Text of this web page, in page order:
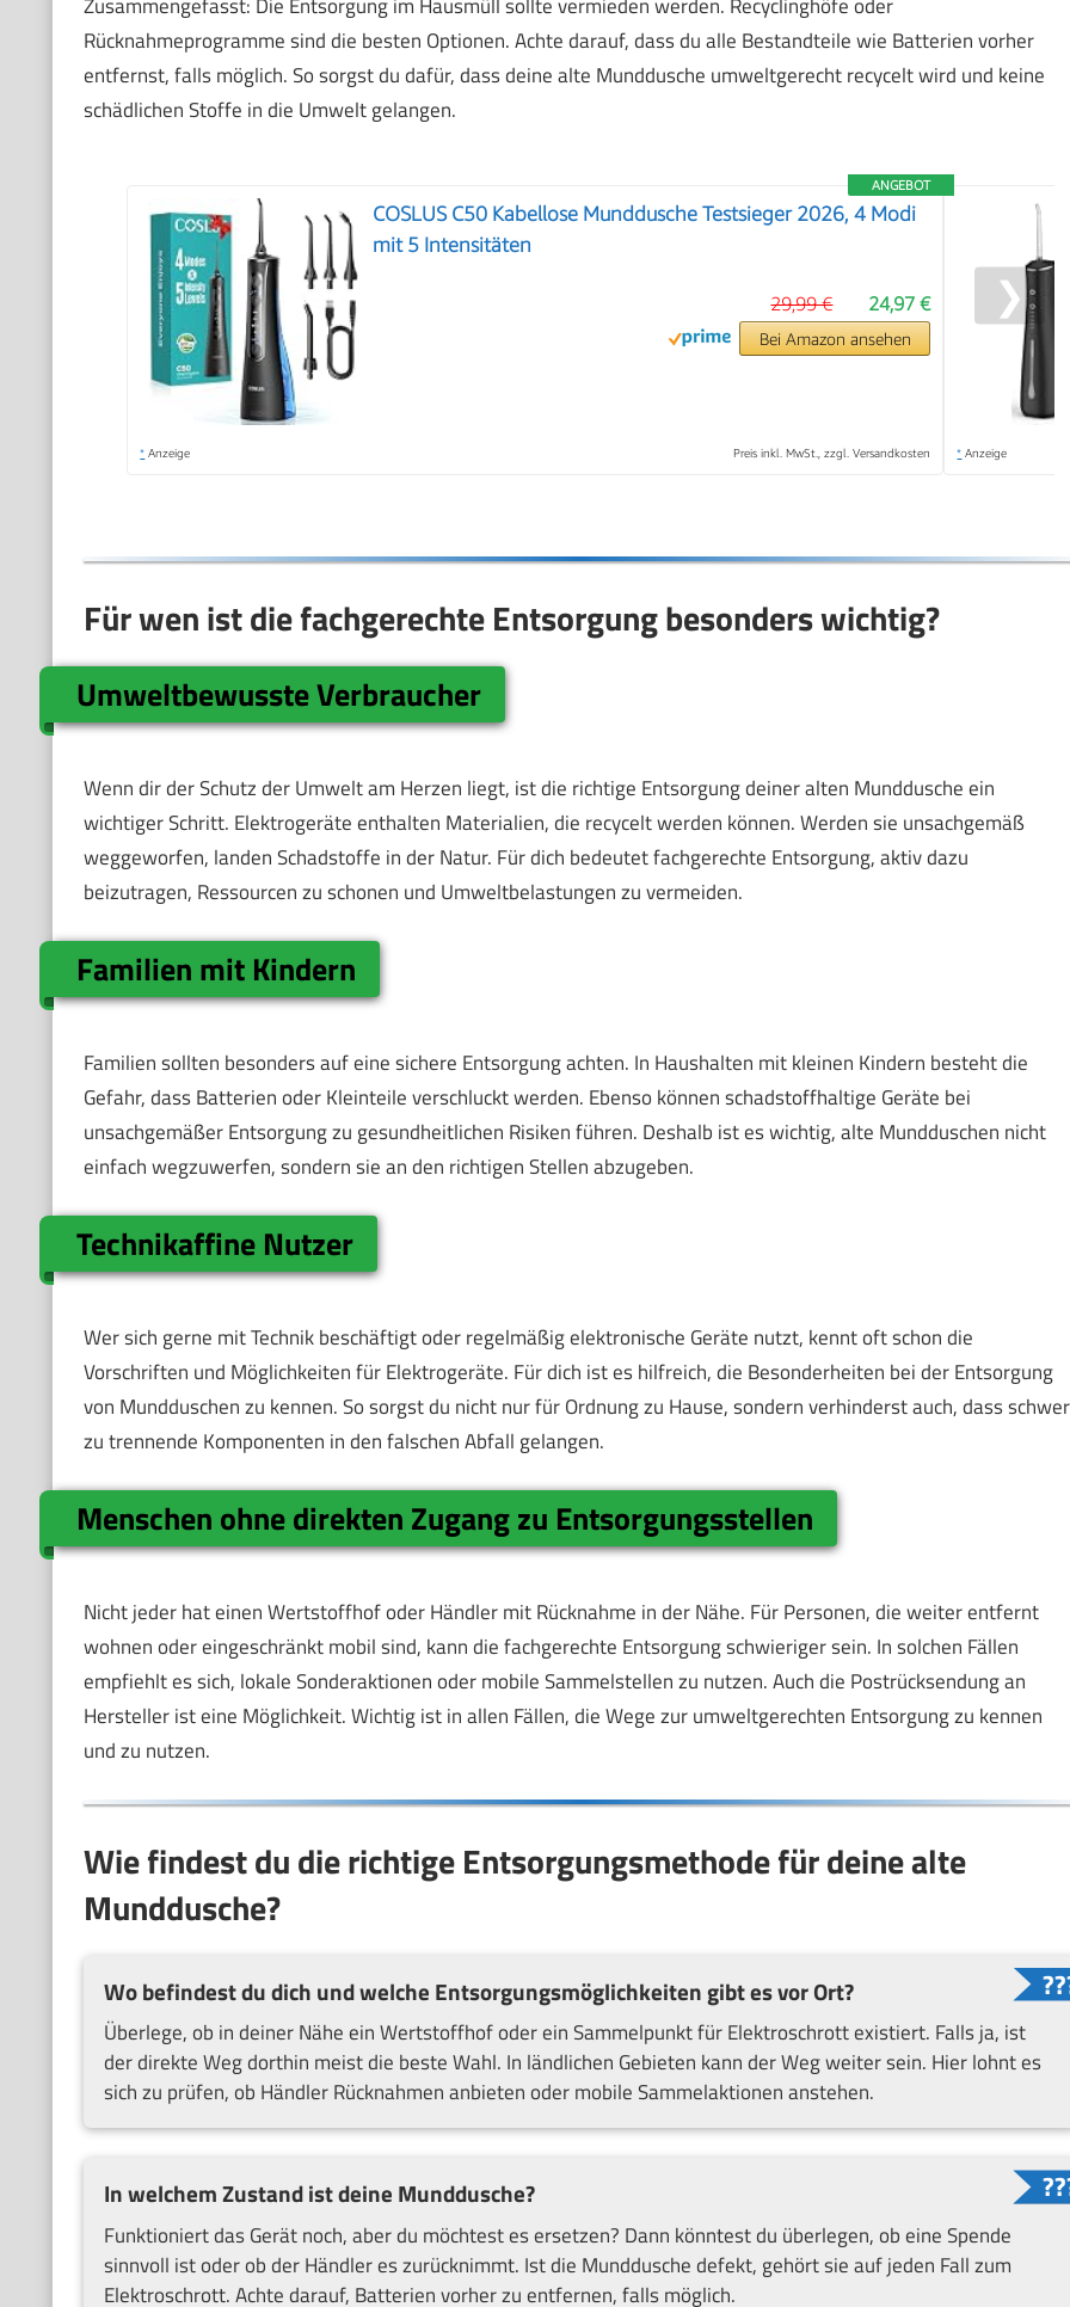
Rücknahmeprogramme sind die besten Optionen. Achte darauf, dass du alle Bestandteile wie Batterien vorher
entfernst, falls möglich. So sorgst du dafür, dass deine alte Munddusche umweltgerecht recycelt wird und keine
schädlichen Stoffe in die Umwelt gelangen.
ANGEBOT
COSLUS C50 Kabellose Munddusche Testsieger 2026, 4 Modi
mit 5 Intensitäten
24,97 €
29,99 €
Bei Amazon ansehen
* Anzeige Preis inkl. MwSt., zzgl. Versandkosten * Anzeige
❯
Für wen ist die fachgerechte Entsorgung besonders wichtig?
Umweltbewusste Verbraucher
Wenn dir der Schutz der Umwelt am Herzen liegt, ist die richtige Entsorgung deiner alten Munddusche ein
wichtiger Schritt. Elektrogeräte enthalten Materialien, die recycelt werden können. Werden sie unsachgemäß
weggeworfen, landen Schadstoffe in der Natur. Für dich bedeutet fachgerechte Entsorgung, aktiv dazu
beizutragen, Ressourcen zu schonen und Umweltbelastungen zu vermeiden.
Familien mit Kindern
Familien sollten besonders auf eine sichere Entsorgung achten. In Haushalten mit kleinen Kindern besteht die
Gefahr, dass Batterien oder Kleinteile verschluckt werden. Ebenso können schadstoffhaltige Geräte bei
unsachgemäßer Entsorgung zu gesundheitlichen Risiken führen. Deshalb ist es wichtig, alte Mundduschen nicht
einfach wegzuwerfen, sondern sie an den richtigen Stellen abzugeben.
Technikaffine Nutzer
Wer sich gerne mit Technik beschäftigt oder regelmäßig elektronische Geräte nutzt, kennt oft schon die
Vorschriften und Möglichkeiten für Elektrogeräte. Für dich ist es hilfreich, die Besonderheiten bei der Entsorgung
von Mundduschen zu kennen. So sorgst du nicht nur für Ordnung zu Hause, sondern verhinderst auch, dass schwer
zu trennende Komponenten in den falschen Abfall gelangen.
Menschen ohne direkten Zugang zu Entsorgungsstellen
Nicht jeder hat einen Wertstoffhof oder Händler mit Rücknahme in der Nähe. Für Personen, die weiter entfernt
wohnen oder eingeschränkt mobil sind, kann die fachgerechte Entsorgung schwieriger sein. In solchen Fällen
empfiehlt es sich, lokale Sonderaktionen oder mobile Sammelstellen zu nutzen. Auch die Postrücksendung an
Hersteller ist eine Möglichkeit. Wichtig ist in allen Fällen, die Wege zur umweltgerechten Entsorgung zu kennen
und zu nutzen.
Wie findest du die richtige Entsorgungsmethode für deine alte
Munddusche?
Wo befindest du dich und welche Entsorgungsmöglichkeiten gibt es vor Ort?
Überlege, ob in deiner Nähe ein Wertstoffhof oder ein Sammelpunkt für Elektroschrott existiert. Falls ja, ist
der direkte Weg dorthin meist die beste Wahl. In ländlichen Gebieten kann der Weg weiter sein. Hier lohnt es
sich zu prüfen, ob Händler Rücknahmen anbieten oder mobile Sammelaktionen anstehen.
In welchem Zustand ist deine Munddusche?
Funktioniert das Gerät noch, aber du möchtest es ersetzen? Dann könntest du überlegen, ob eine Spende
sinnvoll ist oder ob der Händler es zurücknimmt. Ist die Munddusche defekt, gehört sie auf jeden Fall zum
Elektroschrott. Achte darauf, Batterien vorher zu entfernen, falls möglich.